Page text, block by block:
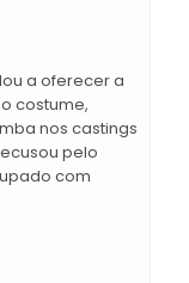
a oferecer a
costume,
nos castings
pelo
com